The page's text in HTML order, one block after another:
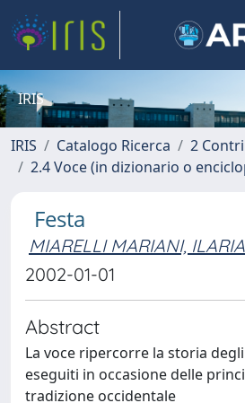
IRIS
IRIS Catalogo Ricerca
2
2.4 Voce (in dizionario o
Festa
MIARELLI MARIANI, ILARIA
2002-01-01
Abstract
La voce ripercorre la storia
eseguiti in occasione delle
tradizione occidentale